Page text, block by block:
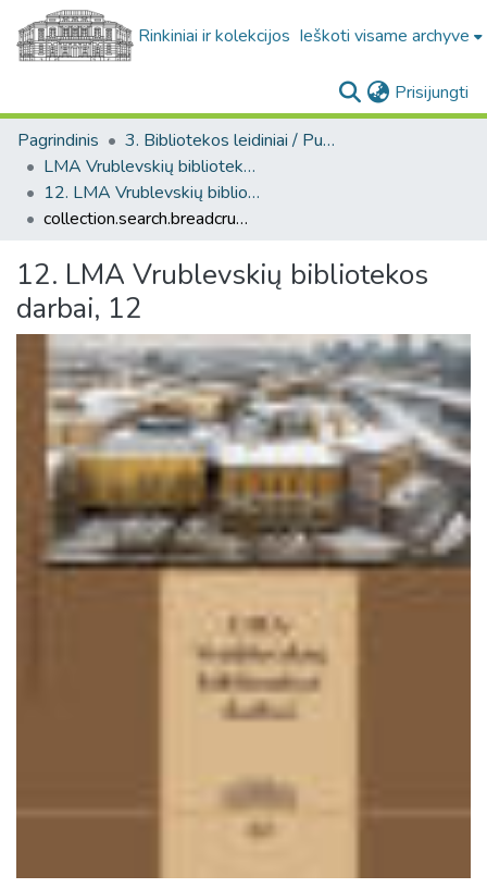
Rinkiniai ir kolekcijos Ieškoti visame archyve
Prisijungti
Pagrindinis
3. Bibliotekos leidiniai / Publications of the Library
LMA Vrublevskių bibliotekos darbai
12. LMA Vrublevskių bibliotekos darbai, 12
collection.search.breadcrumbs
12. LMA Vrublevskių bibliotekos
darbai, 12